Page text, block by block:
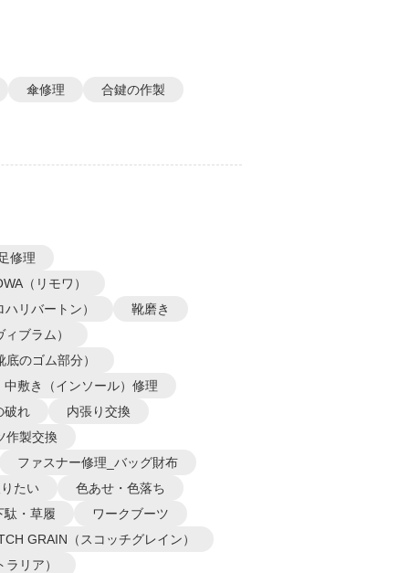
傘修理
合鍵の作製
修理
（リモワ）
リバートン）
靴磨き
ブラム）
のゴム部分）
中敷き（インソール）修理
破れ
内張り交換
作製交換
ファスナー修理_バッグ財布
たい
色あせ・色落ち
駄・草履
ワークブーツ
GRAIN（スコッチグレイン）
リア）